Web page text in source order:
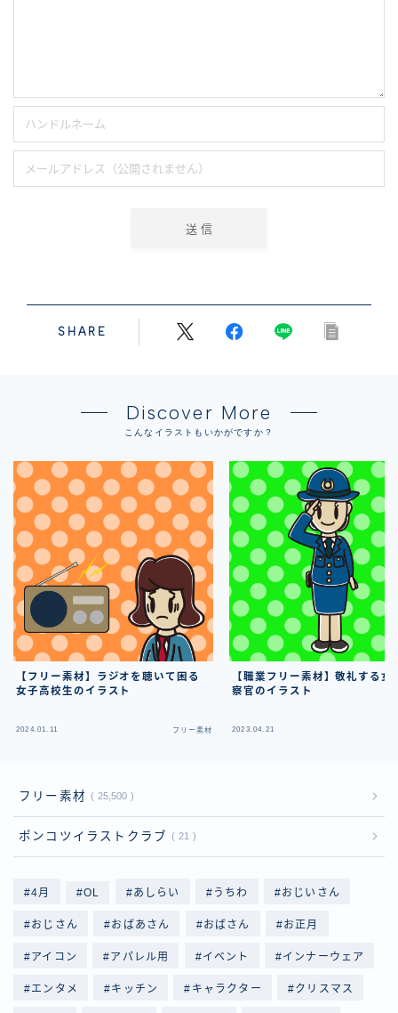
SHARE
Discover More
こんなイラストもいかがですか？
【フリー素材】ラジオを聴いて困る
女子高校生のイラスト
2024.01.11 フリー素材
【職業フリー素材】敬礼する女
察官のイラスト
2023.04.21
フリー素材 25,500
ポンコツイラストクラブ 21
4月 OL あしらい うちわ おじいさん
おじさん おばあさん おばさん お正月
アイコン アパレル用 イベント インナーウェア
エンタメ キッチン キャラクター クリスマス